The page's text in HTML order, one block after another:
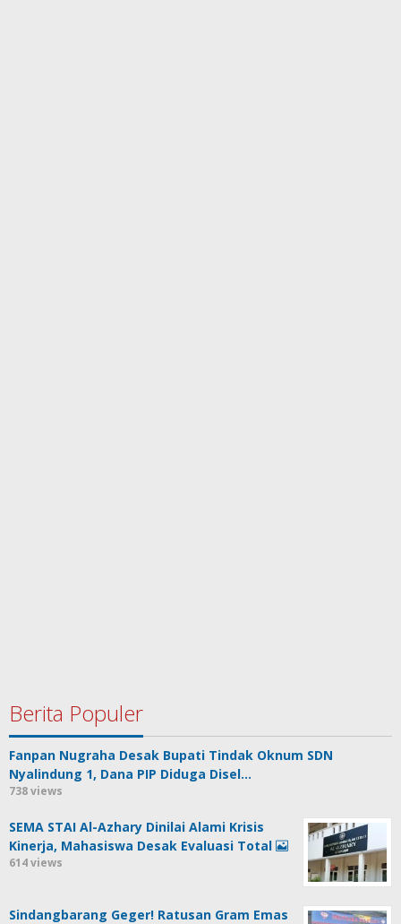
Berita Populer
Fanpan Nugraha Desak Bupati Tindak Oknum SDN
Nyalindung 1, Dana PIP Diduga Disel…
738 views
SEMA STAI Al-Azhary Dinilai Alami Krisis
Kinerja, Mahasiswa Desak Evaluasi Total
614 views
Sindangbarang Geger! Ratusan Gram Emas